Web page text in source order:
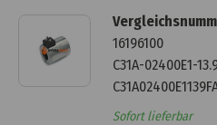
16196100
C31A-02400E1-
Sofort lieferbar